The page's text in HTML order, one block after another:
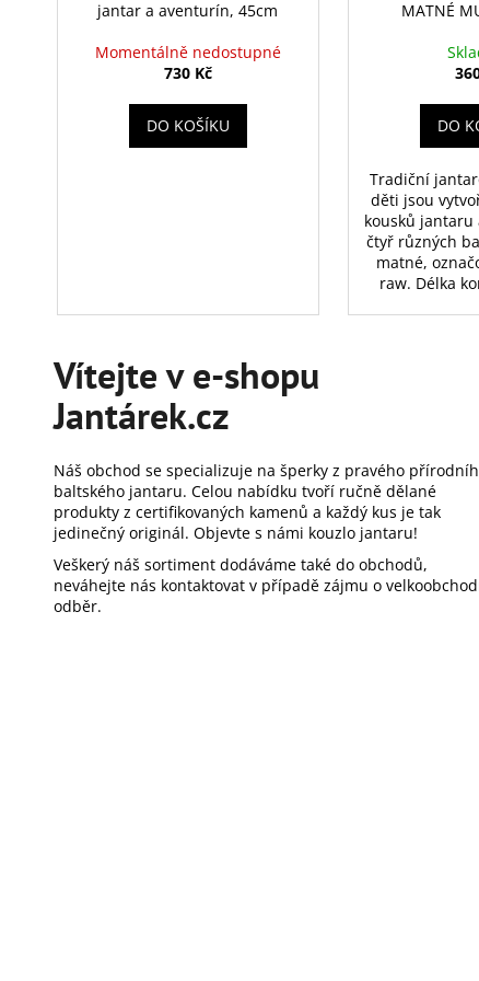
jantar a aventurín, 45cm
Momentálně nedostupné
730 Kč
DO KOŠÍKU
MATNÉ
DO
Tradiční
děti jsou
kousků jantaru
čtyř různých
matné,
raw. Délka
Vítejte v e-shopu
Jantárek.cz
Náš obchod se specializuje na šperky z pravého
baltského jantaru. Celou nabídku tvoří ručně dělané
produkty z certifikovaných kamenů a každý kus je tak
jedinečný originál. Objevte s námi kouzlo jantaru!
Veškerý náš sortiment dodáváme také do obchodů,
neváhejte nás kontaktovat v případě zájmu o
odběr.